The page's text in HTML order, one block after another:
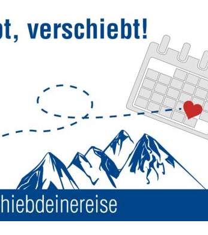
und